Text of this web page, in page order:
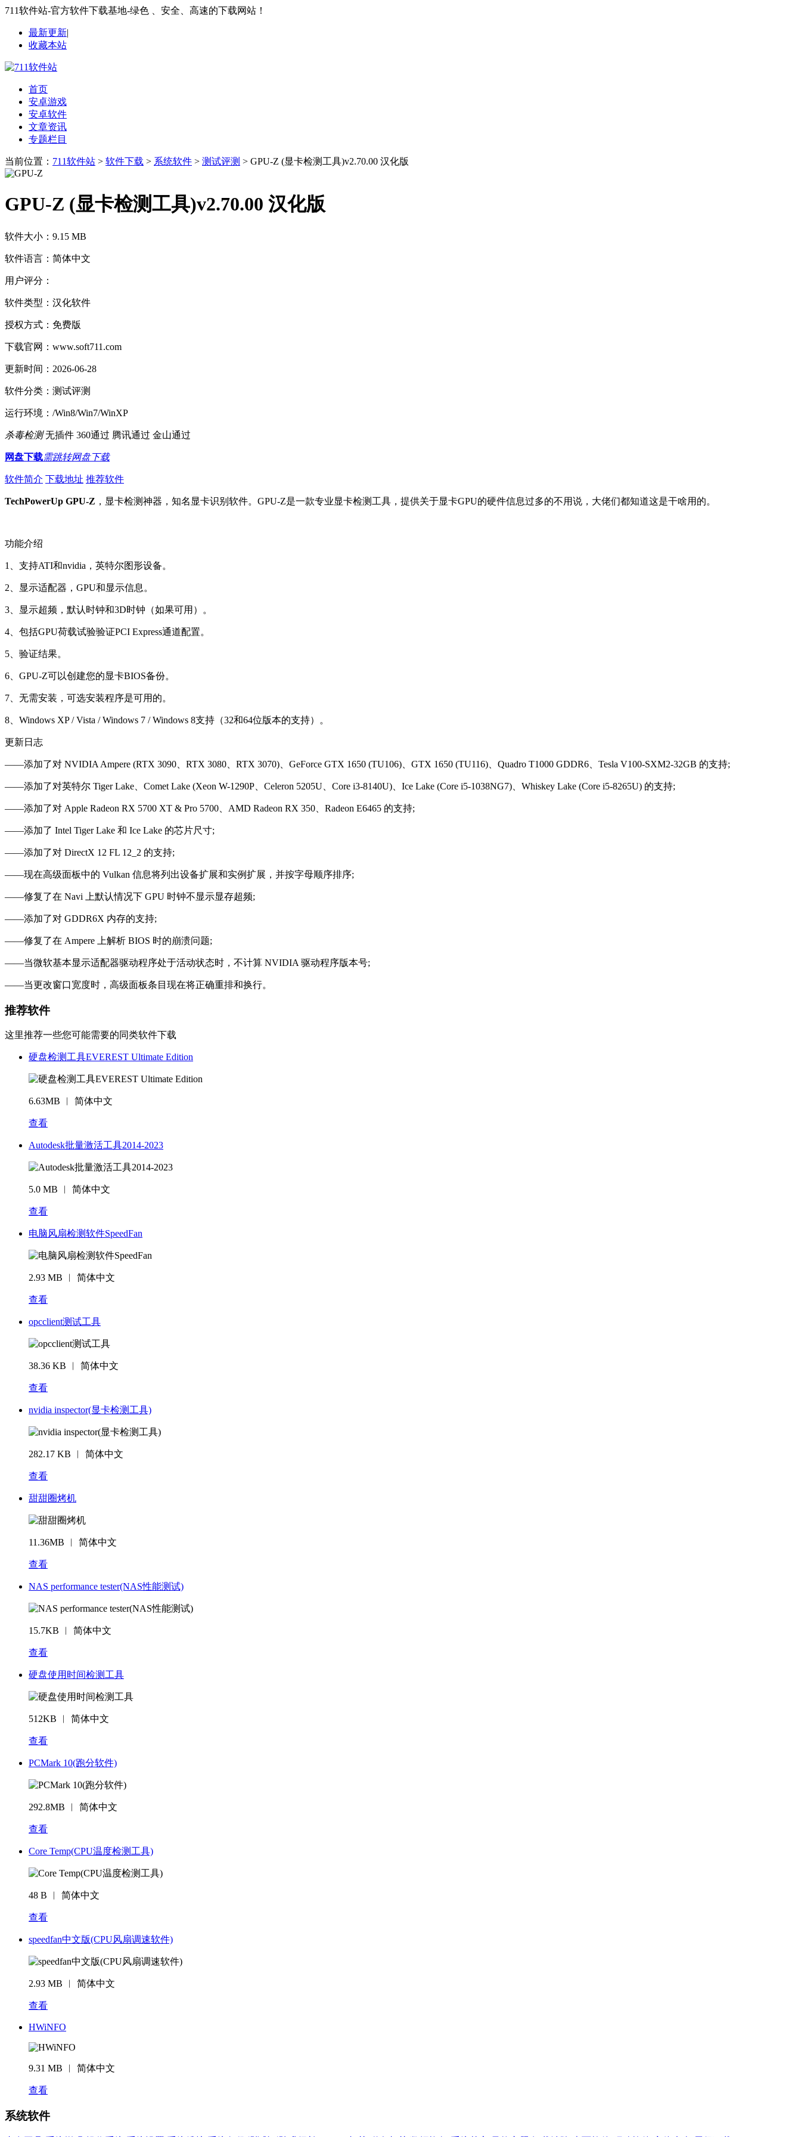
711软件站-官方软件下载基地-绿色 、安全、高速的下载网站！
最新更新|
收藏本站
首页
安卓游戏
安卓软件
文章资讯
专题栏目
当前位置： 711软件站 > 软件下载 > 系统软件 > 测试评测 > GPU-Z (显卡检测工具)v2.70.00 汉化版
GPU-Z (显卡检测工具)v2.70.00 汉化版
软件大小： 9.15 MB
软件语言： 简体中文
用户评分：
软件类型： 汉化软件
授权方式： 免费版
下载官网： www.soft711.com
更新时间： 2026-06-28
软件分类： 测试评测
运行环境： /Win8/Win7/WinXP
杀毒检测 无插件 360通过 腾讯通过 金山通过
网盘下载需跳转网盘下载
软件简介 下载地址 推荐软件
TechPowerUp GPU-Z ，显卡检测神器，知名显卡识别软件。GPU-Z是一款专业显卡检测工具，提供关于显卡GPU的硬件信息过多的不用说，大佬们都知道这是干啥用的。
功能介绍
1、支持ATI和nvidia，英特尔图形设备。
2、显示适配器，GPU和显示信息。
3、显示超频，默认时钟和3D时钟（如果可用）。
4、包括GPU荷载试验验证PCI Express通道配置。
5、验证结果。
6、GPU-Z可以创建您的显卡BIOS备份。
7、无需安装，可选安装程序是可用的。
8、Windows XP / Vista / Windows 7 / Windows 8支持（32和64位版本的支持）。
更新日志
——添加了对 NVIDIA Ampere (RTX 3090、RTX 3080、RTX 3070)、GeForce GTX 1650 (TU106)、GTX 1650 (TU116)、Quadro T1000 GDDR6、Tesla V100-SXM2-32GB 的支持;
——添加了对英特尔 Tiger Lake、Comet Lake (Xeon W-1290P、Celeron 5205U、Core i3-8140U)、Ice Lake (Core i5-1038NG7)、Whiskey Lake (Core i5-8265U) 的支持;
——添加了对 Apple Radeon RX 5700 XT & Pro 5700、AMD Radeon RX 350、Radeon E6465 的支持;
——添加了 Intel Tiger Lake 和 Ice Lake 的芯片尺寸;
——添加了对 DirectX 12 FL 12_2 的支持;
——现在高级面板中的 Vulkan 信息将列出设备扩展和实例扩展，并按字母顺序排序;
——修复了在 Navi 上默认情况下 GPU 时钟不显示显存超频;
——添加了对 GDDR6X 内存的支持;
——修复了在 Ampere 上解析 BIOS 时的崩溃问题;
——当微软基本显示适配器驱动程序处于活动状态时，不计算 NVIDIA 驱动程序版本号;
——当更改窗口宽度时，高级面板条目现在将正确重排和换行。
推荐软件
这里推荐一些您可能需要的同类软件下载
硬盘检测工具EVEREST Ultimate Edition
6.63MB ︱ 简体中文
查看
Autodesk批量激活工具2014-2023
5.0 MB ︱ 简体中文
查看
电脑风扇检测软件SpeedFan
2.93 MB ︱ 简体中文
查看
opcclient测试工具
38.36 KB ︱ 简体中文
查看
nvidia inspector(显卡检测工具)
282.17 KB ︱ 简体中文
查看
甜甜圈烤机
11.36MB ︱ 简体中文
查看
NAS performance tester(NAS性能测试)
15.7KB ︱ 简体中文
查看
硬盘使用时间检测工具
512KB ︱ 简体中文
查看
PCMark 10(跑分软件)
292.8MB ︱ 简体中文
查看
Core Temp(CPU温度检测工具)
48 B ︱ 简体中文
查看
speedfan中文版(CPU风扇调速软件)
2.93 MB ︱ 简体中文
查看
HWiNFO
9.31 MB ︱ 简体中文
查看
系统软件